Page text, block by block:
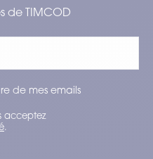
de TIMCOD
de mes emails
acceptez
.